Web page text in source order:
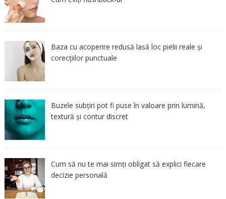
Baza cu acoperire redusă lasă loc pielii reale și
corecțiilor punctuale
Buzele subțiri pot fi puse în valoare prin lumină,
textură și contur discret
Cum să nu te mai simți obligat să explici fiecare
decizie personală